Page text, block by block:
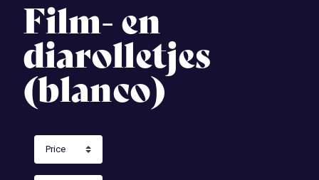
Film- en
diarolletjes
(blanco)